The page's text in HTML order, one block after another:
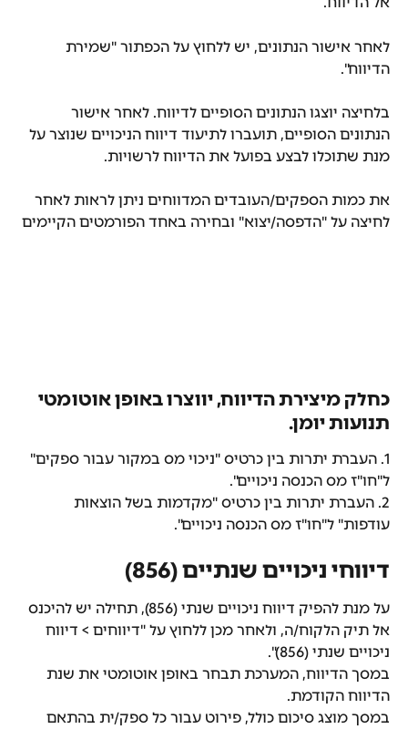
לאחר אישור הנתונים, יש ללחוץ על הכפתור "שמירת
הדיווח".
בלחיצה יוצגו הנתונים הסופיים לדיווח. לאחר אישור
הנתונים הסופיים, תועברו לתיעוד דיווח הניכויים שנוצר על
מנת שתוכלו לבצע בפועל את הדיווח לרשויות.
את כמות הספקים/העובדים המדווחים ניתן לראות לאחר
לחיצה על "הדפסה/יצוא" ובחירה באחד הפורמטים הקיימים
כחלק מיצירת הדיווח, יווצרו באופן אוטומטי
תנועות יומן.
1. העברת יתרות בין כרטיס "ניכוי מס במקור עבור ספקים"
ל"חו"ז מס הכנסה ניכויים".
2. העברת יתרות בין כרטיס "מקדמות בשל הוצאות
עודפות" ל"חו"ז מס הכנסה ניכויים".
דיווחי ניכויים שנתיים (856)
על מנת להפיק דיווח ניכויים שנתי (856), תחילה יש להיכנס
אל תיק הלקוח/ה, ולאחר מכן ללחוץ על "דיווחים > דיווח
ניכויים שנתי (856)".
במסך הדיווח, המערכת תבחר באופן אוטומטי את שנת
הדיווח הקודמת.
במסך מוצג סיכום כולל, פירוט עבור כל ספק/ית בהתאם